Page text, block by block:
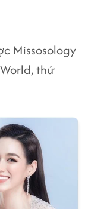
Missosology
thứ